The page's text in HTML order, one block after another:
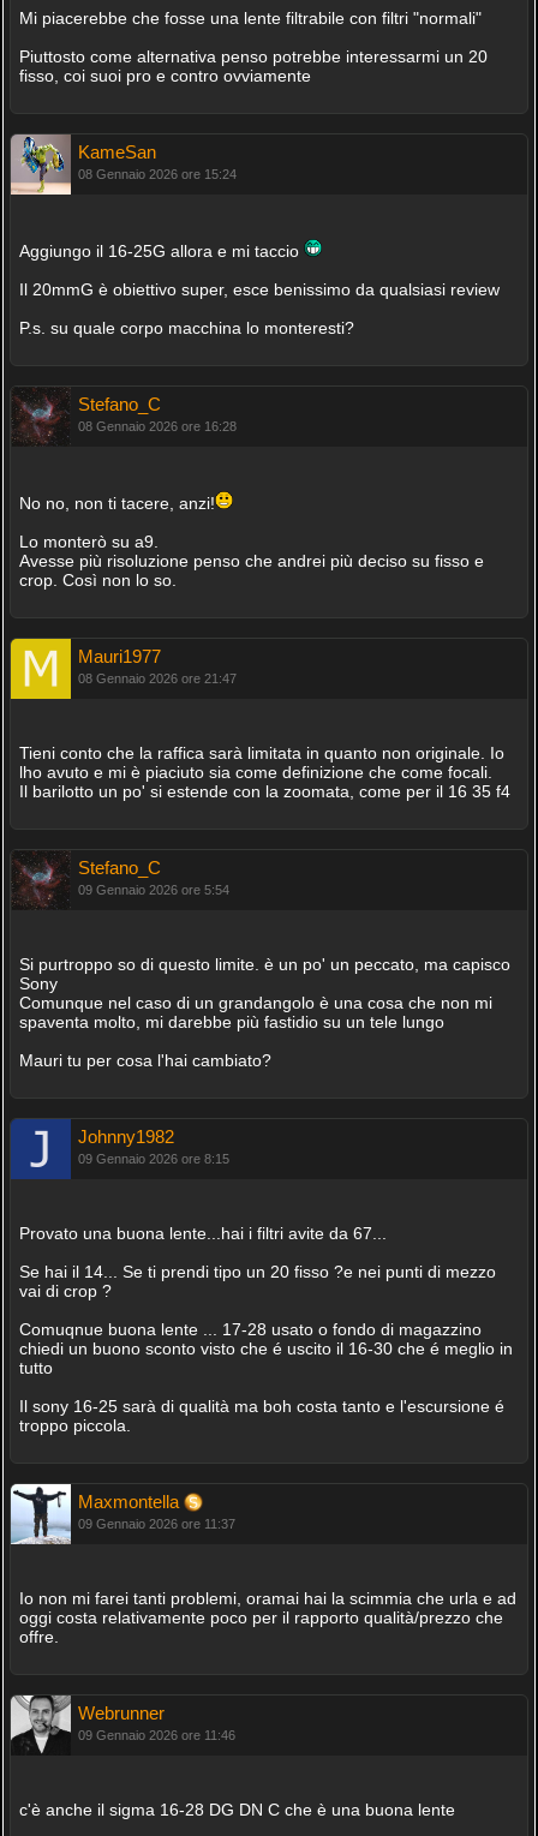
Mi piacerebbe che fosse una lente filtrabile con filtri "normali"
Piuttosto come alternativa penso potrebbe interessarmi un 20
fisso, coi suoi pro e contro ovviamente
KameSan
08 Gennaio 2026 ore 15:24
Aggiungo il 16-25G allora e mi taccio
Il 20mmG è obiettivo super, esce benissimo da qualsiasi review
P.s. su quale corpo macchina lo monteresti?
Stefano_C
08 Gennaio 2026 ore 16:28
No no, non ti tacere, anzi!
Lo monterò su a9.
Avesse più risoluzione penso che andrei più deciso su fisso e
crop. Così non lo so.
Mauri1977
08 Gennaio 2026 ore 21:47
Tieni conto che la raffica sarà limitata in quanto non originale. Io
lho avuto e mi è piaciuto sia come definizione che come focali.
Il barilotto un po' si estende con la zoomata, come per il 16 35 f4
Stefano_C
09 Gennaio 2026 ore 5:54
Si purtroppo so di questo limite. è un po' un peccato, ma capisco
Sony
Comunque nel caso di un grandangolo è una cosa che non mi
spaventa molto, mi darebbe più fastidio su un tele lungo
Mauri tu per cosa l'hai cambiato?
Johnny1982
09 Gennaio 2026 ore 8:15
Provato una buona lente...hai i filtri avite da 67...
Se hai il 14... Se ti prendi tipo un 20 fisso ?e nei punti di mezzo
vai di crop ?
Comuqnue buona lente ... 17-28 usato o fondo di magazzino
chiedi un buono sconto visto che é uscito il 16-30 che é meglio in
tutto
Il sony 16-25 sarà di qualità ma boh costa tanto e l'escursione é
troppo piccola.
Maxmontella
09 Gennaio 2026 ore 11:37
Io non mi farei tanti problemi, oramai hai la scimmia che urla e ad
oggi costa relativamente poco per il rapporto qualità/prezzo che
offre.
Webrunner
09 Gennaio 2026 ore 11:46
c'è anche il sigma 16-28 DG DN C che è una buona lente